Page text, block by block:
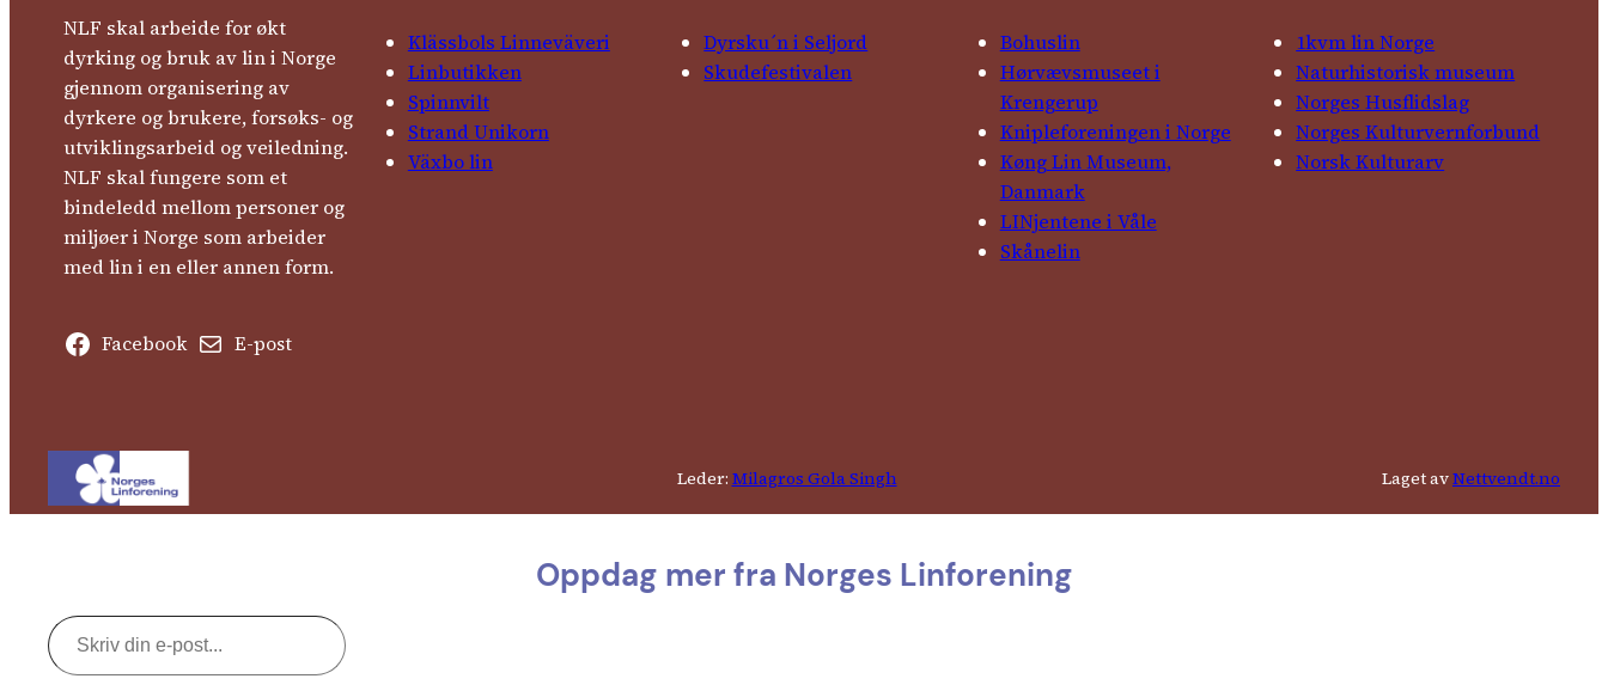
NLF skal arbeide for økt
dyrking og bruk av lin i Norge
gjennom organisering av
dyrkere og brukere, forsøks- og
utviklingsarbeid og veiledning.
NLF skal fungere som et
bindeledd mellom personer og
miljøer i Norge som arbeider
med lin i en eller annen form.
Klässbols Linne­väveri
Linbutikken
Spinnvilt
Strand Unikorn
Växbo lin
Dyrsku´n i Seljord
Skude­fes­tivalen
Bohuslin
Hørvævs­museet i
Krengerup
Kniple­foreningen i Norge
Køng Lin Museum,
Danmark
LINjentene i Våle
Skånelin
1kvm lin Norge
Natur­his­torisk­ museum
Norges Husflids­lag
Norges Kultur­vern­forbund
Norsk Kulturarv
Facebook E-post
Leder: Milagros Gola Singh Laget avNettvendt.no
Oppdag mer fra Norges Linforening
Skriv
din